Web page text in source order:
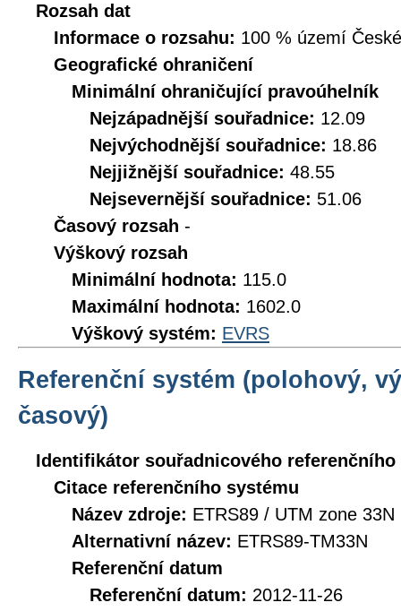
Rozsah dat
Informace o rozsahu: 100 % území
Geografické ohraničení
Minimální ohraničující pravoúhelník
Nejzápadnější souřadnice: 12.09
Nejvýchodnější souřadnice: 18.86
Nejjižnější souřadnice: 48.55
Nejsevernější souřadnice: 51.06
Časový rozsah -
Výškový rozsah
Minimální hodnota: 115.0
Maximální hodnota: 1602.0
Výškový systém: EVRS
Referenční systém (polohový,
časový)
Identifikátor souřadnicového referenčního
Citace referenčního systému
Název zdroje: ETRS89 / UTM zone 33N
Alternativní název: ETRS89-TM33N
Referenční datum
Referenční datum: 2012-11-26